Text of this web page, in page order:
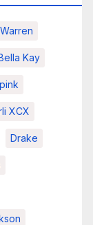
Kay
XCX
Drake